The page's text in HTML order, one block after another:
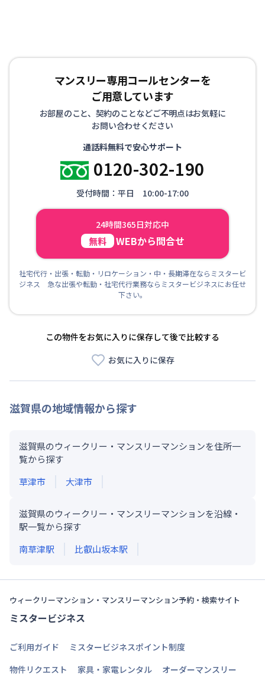
マンスリー専用コールセンターを
ご用意しています
お部屋のこと、契約のことなどご不明点はお気軽に
お問い合わせください
通話料無料で安心サポート
0120-302-190
受付時間：平日 10:00-17:00
24時間365日対応中
無料 WEBから問合せ
社宅代行・出張・転勤・リロケーション・中・長期滞在ならミスタービ
ジネス 急な出張や転勤・社宅代行業務ならミスタービジネスにお任せ
下さい。
この物件をお気に入りに保存して後で比較する
お気に入りに保存
滋賀県の地域情報から探す
滋賀県のウィークリー・マンスリーマンションを住所一
覧から探す
草津市
大津市
滋賀県のウィークリー・マンスリーマンションを沿線・
駅一覧から探す
南草津駅 比叡山坂本駅
ウィークリーマンション・マンスリーマンション予約・検索サイト
ミスタービジネス
ご利用ガイド
ミスタービジネスポイント制度
物件リクエスト
家具・家電レンタル オーダーマンスリー